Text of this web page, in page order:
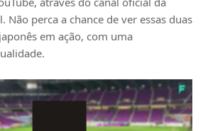
Não perca a chance de ver essas duas
em ação, com uma